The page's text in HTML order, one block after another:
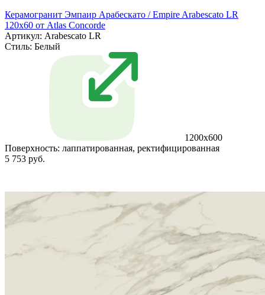
Керамогранит Эмпаир Арабескато / Empire Arabescato LR
120x60 от Atlas Concorde
Артикул: Arabescato LR
Стиль: Белый
1200x600
Поверхность: лаппатированная, ректифицированная
5 753 руб.